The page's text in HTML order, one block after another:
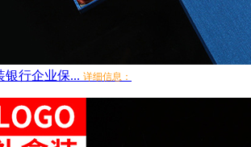
银行企业保... 详细信息：